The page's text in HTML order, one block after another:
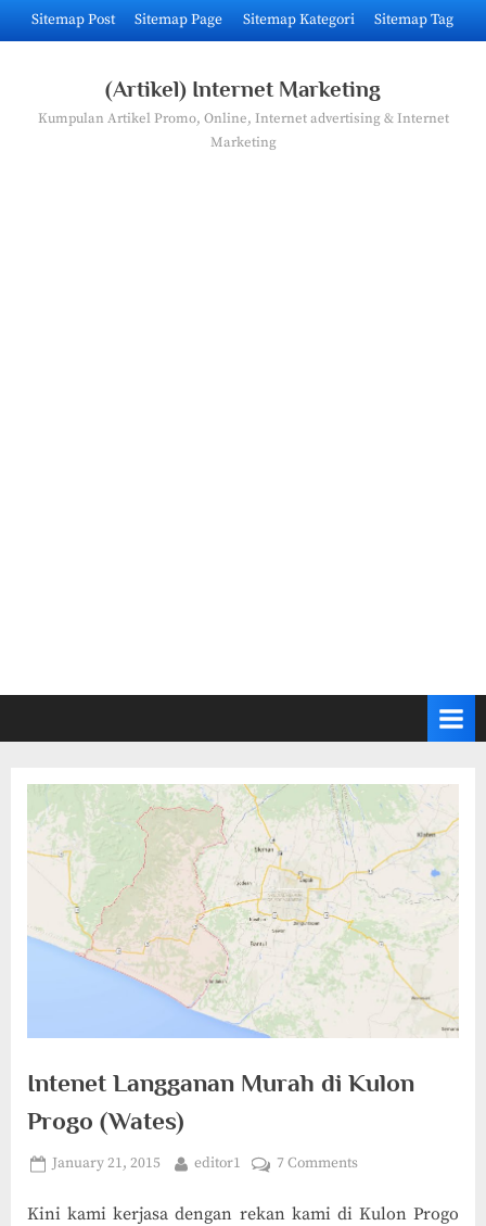
Skip
to
Sitemap Post Sitemap Page Sitemap Kategori Sitemap Tag
(Artikel) Internet Marketing
Kumpulan Artikel Promo, Online, Internet advertising & Internet
Marketing
Intenet Langganan Murah di Kulon
Progo (Wates)
Posted
January 21, 2015 By
editor1 7 Commentson
Langganan
Kini kami kerjasa dengan rekan kami di Kulon Progo